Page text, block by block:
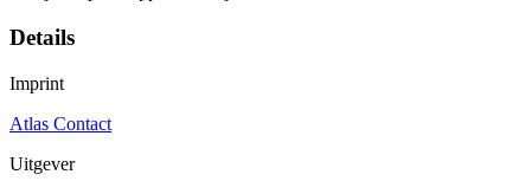
Details
Imprint
Atlas Contact
Uitgever